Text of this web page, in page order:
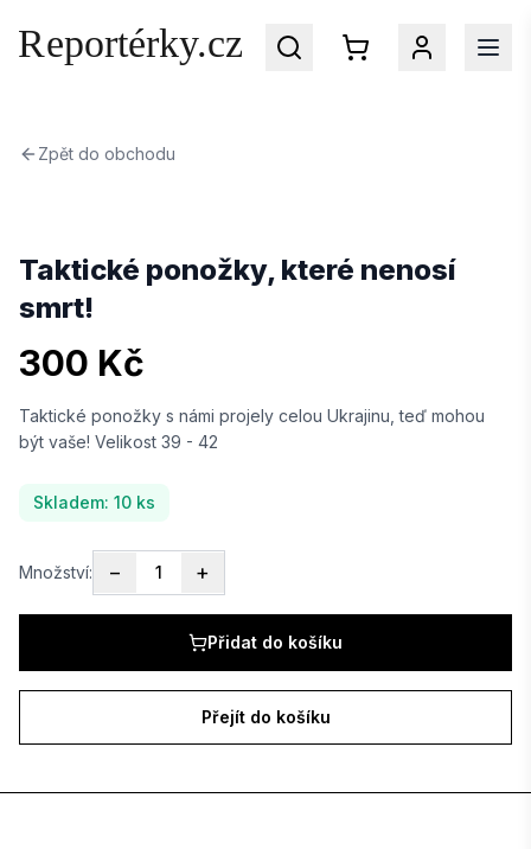
EMAIL
HESLO
Přihlásit se
Nemáte účet?
Stát se spojencem Reportérek
Zpět do obchodu
Taktické ponožky, které nenosí
smrt!
300 Kč
Taktické ponožky s námi projely celou Ukrajinu, teď mohou
být vaše! Velikost 39 - 42
Skladem: 10 ks
Množství: − 1 +
Přidat do košíku
Přejít do košíku